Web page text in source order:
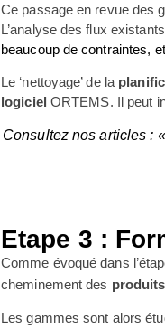
Ce passage en revue des
L’analyse des flux existants
beaucoup de contraintes,
Le ‘nettoyage’ de la
logiciel ORTEMS. Il peut
Consultez nos articles : «
Etape 3 :
Comme évoqué dans
cheminement des produits
Les gammes sont alors